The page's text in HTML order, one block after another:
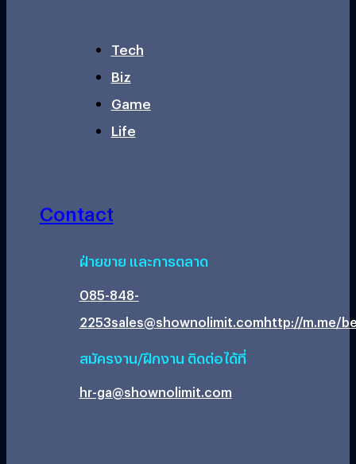
Tech
Biz
Game
Life
Contact
ฝ่ายขาย และการตลาด
085-848-
2253sales@shownolimit.comhttp://m.me/
สมัครงาน/ฝึกงาน ติดต่อได้ที่
hr-ga@shownolimit.com